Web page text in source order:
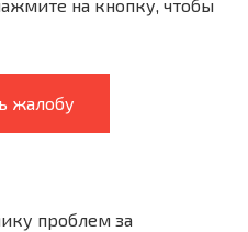
на кнопку, чтобы
жалобу
проблем за